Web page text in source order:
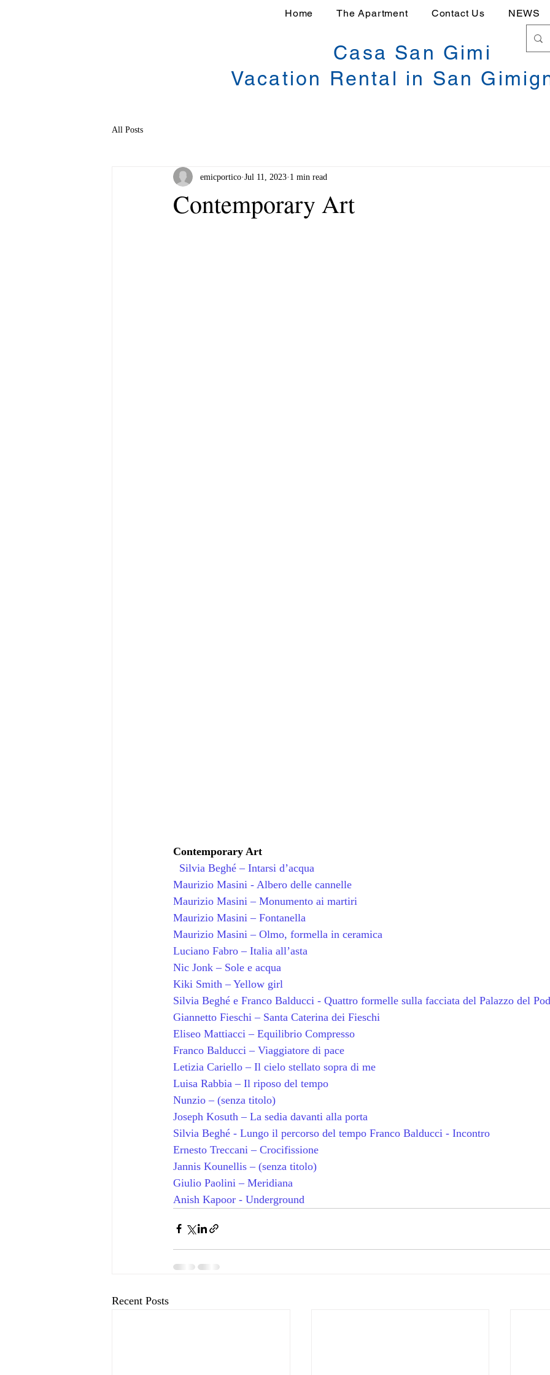
Home The Apartment Contact Us NEWS
Casa San Gimi
Vacation Rental in San
All Posts
Contemporary Art
emicportico Jul 11, 2023 1 min read
Contemporary Art
Silvia Beghé – Intarsi d’acqua
Maurizio Masini - Albero delle cannelle
Maurizio Masini – Monumento ai martiri
Maurizio Masini – Fontanella
Maurizio Masini – Olmo, formella in ceramica
Luciano Fabro – Italia all’asta
Nic Jonk – Sole e acqua
Kiki Smith – Yellow girl
Silvia Beghé e Franco Balducci - Quattro formelle sulla facciata del Palazzo del
Giannetto Fieschi – Santa Caterina dei Fieschi
Eliseo Mattiacci – Equilibrio Compresso
Franco Balducci – Viaggiatore di pace
Letizia Cariello – Il cielo stellato sopra di me
Luisa Rabbia – Il riposo del tempo
Nunzio – (senza titolo)
Joseph Kosuth – La sedia davanti alla porta
Silvia Beghé - Lungo il percorso del tempo Franco Balducci - Incontro
Ernesto Treccani – Crocifissione
Jannis Kounellis – (senza titolo)
Giulio Paolini – Meridiana
Anish Kapoor - Underground
Recent Posts